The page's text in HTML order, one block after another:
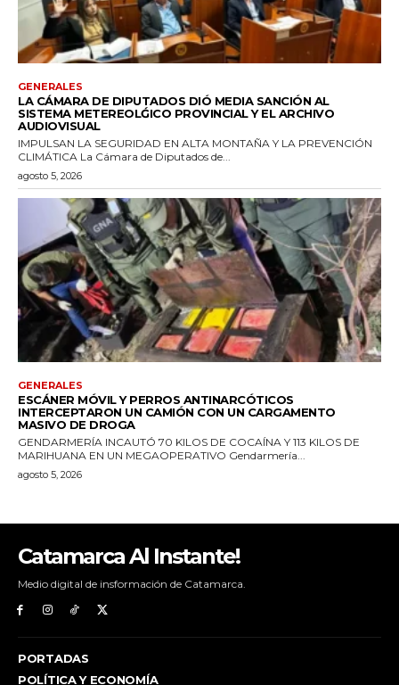
Catamarca Al Instante!
Medio digital de insformación de Catamarca.
PORTADAS
POLÍTICA Y ECONOMÍA